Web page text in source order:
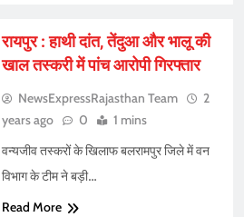
रायपुर : हाथी दांत, तेंदुआ और भालू की
खाल तस्करी में पांच आरोपी गिरफ्तार
NewsExpressRajasthan Team
2
years ago
0 1 mins
वन्यजीव तस्करों के खिलाफ बलरामपुर जिले में वन
विभाग के टीम ने बड़ी…
Read More